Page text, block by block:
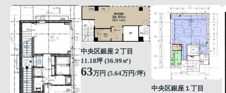
中央区銀座２丁目
11.18坪 (36.99㎡)
63万円 (5.64万円/坪)
中央区銀座１丁目